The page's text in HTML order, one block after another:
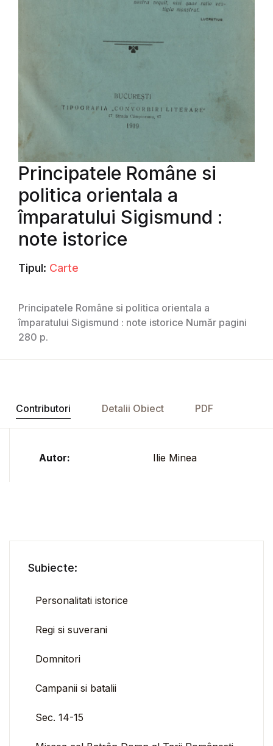
Principatele Române si
politica orientala a
împaratului Sigismund :
note istorice
Tipul: Carte
Principatele Române si politica orientala a
împaratului Sigismund : note istorice Număr pagini
280 p.
Contributori Detalii Obiect PDF
Autor: Ilie Minea
Subiecte:
Personalitati istorice
Regi si suverani
Domnitori
Campanii si batalii
Sec. 14-15